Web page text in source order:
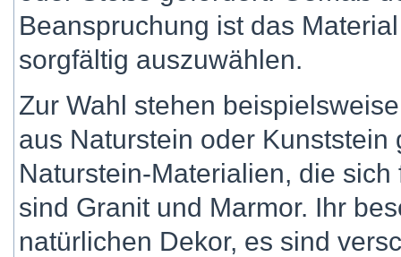
Beanspruchung ist das
sorgfältig auszuwählen.
Zur Wahl stehen
aus Naturstein oder Kunststein
Naturstein-Materialien, die
sind Granit und Marmor. Ihr
natürlichen Dekor, es sind